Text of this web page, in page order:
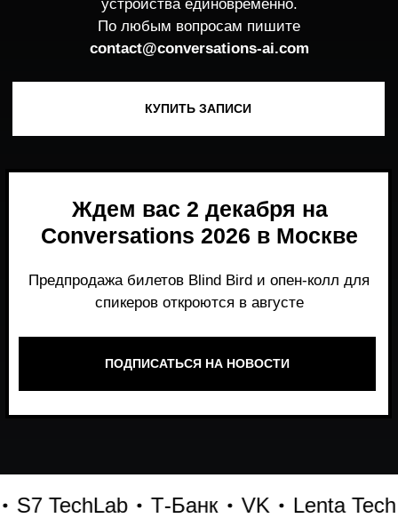
Ждем вас 2 декабря на
Conversations 2026 в Москве
ПОДПИСАТЬСЯ НА НОВОСТИ
Т-Банк VK Lenta Tech
Место, где можно получить честный,
работает и формирует рынок генеративного